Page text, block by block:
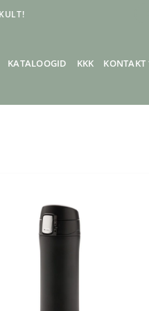
KATALOOGID KKK KONTAKT